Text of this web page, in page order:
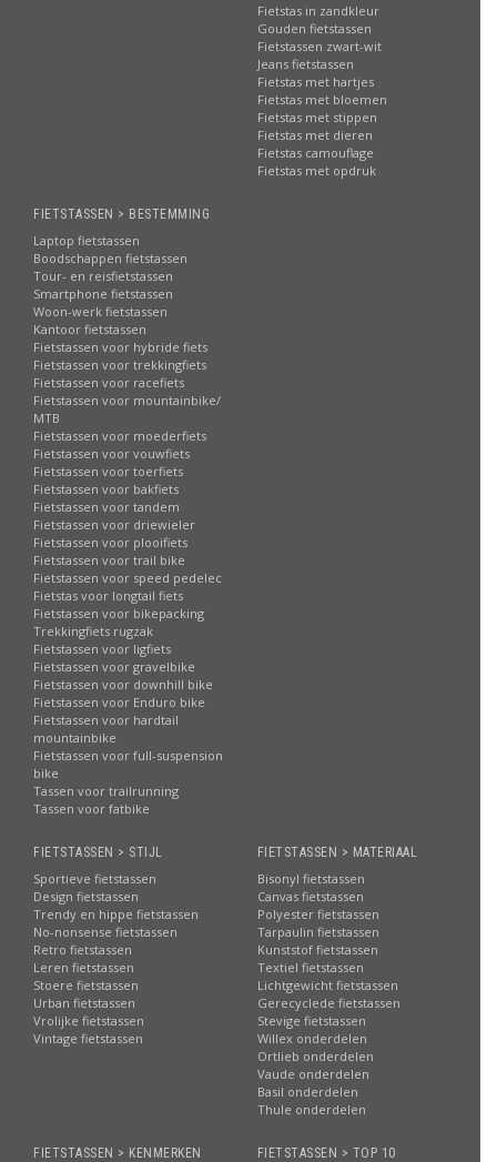
Fietstas in zandkleur
Gouden fietstassen
Fietstassen zwart-wit
Jeans fietstassen
Fietstas met hartjes
Fietstas met bloemen
Fietstas met stippen
Fietstas met dieren
Fietstas camouflage
Fietstas met opdruk
FIETSTASSEN > BESTEMMING
Laptop fietstassen
Boodschappen fietstassen
Tour- en reisfietstassen
Smartphone fietstassen
Woon-werk fietstassen
Kantoor fietstassen
Fietstassen voor hybride fiets
Fietstassen voor trekkingfiets
Fietstassen voor racefiets
Fietstassen voor mountainbike/
MTB
Fietstassen voor moederfiets
Fietstassen voor vouwfiets
Fietstassen voor toerfiets
Fietstassen voor bakfiets
Fietstassen voor tandem
Fietstassen voor driewieler
Fietstassen voor plooifiets
Fietstassen voor trail bike
Fietstassen voor speed pedelec
Fietstas voor longtail fiets
Fietstassen voor bikepacking
Trekkingfiets rugzak
Fietstassen voor ligfiets
Fietstassen voor gravelbike
Fietstassen voor downhill bike
Fietstassen voor Enduro bike
Fietstassen voor hardtail
mountainbike
Fietstassen voor full-suspension
bike
Tassen voor trailrunning
Tassen voor fatbike
FIETSTASSEN > STIJL
Sportieve fietstassen
Design fietstassen
Trendy en hippe fietstassen
No-nonsense fietstassen
Retro fietstassen
Leren fietstassen
Stoere fietstassen
Urban fietstassen
Vrolijke fietstassen
Vintage fietstassen
FIETSTASSEN > MATERIAAL
Bisonyl fietstassen
Canvas fietstassen
Polyester fietstassen
Tarpaulin fietstassen
Kunststof fietstassen
Textiel fietstassen
Lichtgewicht fietstassen
Gerecyclede fietstassen
Stevige fietstassen
Willex onderdelen
Ortlieb onderdelen
Vaude onderdelen
Basil onderdelen
Thule onderdelen
FIETSTASSEN > KENMERKEN
FIETSTASSEN > TOP 10